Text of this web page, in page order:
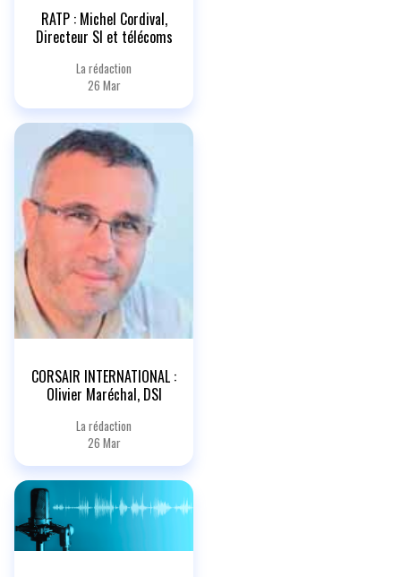
RATP : Michel Cordival,
Directeur SI et télécoms
La rédaction
26 Mar
CORSAIR INTERNATIONAL :
Olivier Maréchal, DSI
La rédaction
26 Mar